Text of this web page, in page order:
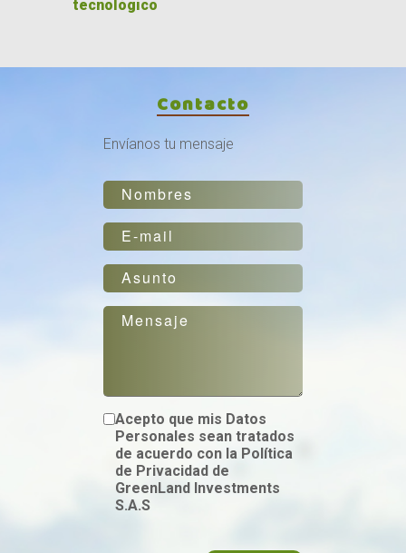
tecnológico
Contacto
Envíanos tu mensaje
Acepto que mis Datos
Personales sean tratados
de acuerdo con la Política
de Privacidad de
GreenLand Investments
S.A.S